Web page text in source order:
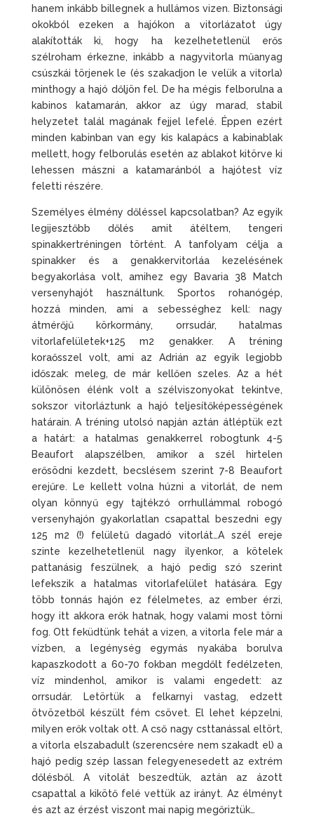
hanem inkább billegnek a hullámos vizen. Biztonsági
okokból ezeken a hajókon a vitorlázatot úgy
alakították ki, hogy ha kezelhetetlenül erős
szélroham érkezne, inkább a nagyvitorla műanyag
csúszkái törjenek le (és szakadjon le velük a vitorla)
minthogy a hajó dőljön fel. De ha mégis felborulna a
kabinos katamarán, akkor az úgy marad, stabil
helyzetet talál magának fejjel lefelé. Éppen ezért
minden kabinban van egy kis kalapács a kabinablak
mellett, hogy felborulás esetén az ablakot kitörve ki
lehessen mászni a katamaránból a hajótest víz
feletti részére.
Személyes élmény dőléssel kapcsolatban? Az egyik
legijesztőbb dőlés amit átéltem, tengeri
spinakkertréningen történt. A tanfolyam célja a
spinakker és a genakkervitorláa kezelésének
begyakorlása volt, amihez egy Bavaria 38 Match
versenyhajót használtunk. Sportos rohanógép,
hozzá minden, ami a sebességhez kell: nagy
átmérőjű körkormány, orrsudár, hatalmas
vitorlafelületek+125 m2 genakker. A tréning
koraősszel volt, ami az Adrián az egyik legjobb
időszak: meleg, de már kellően szeles. Az a hét
különösen élénk volt a szélviszonyokat tekintve,
sokszor vitorláztunk a hajó teljesítőképességének
határain. A tréning utolsó napján aztán átléptük ezt
a határt: a hatalmas genakkerrel robogtunk 4-5
Beaufort alapszélben, amikor a szél hirtelen
erősödni kezdett, becslésem szerint 7-8 Beaufort
erejűre. Le kellett volna húzni a vitorlát, de nem
olyan könnyű egy tajtékzó orrhullámmal robogó
versenyhajón gyakorlatlan csapattal beszedni egy
125 m2 (!) felületű dagadó vitorlát…A szél ereje
szinte kezelhetetlenül nagy ilyenkor, a kötelek
pattanásig feszülnek, a hajó pedig szó szerint
lefekszik a hatalmas vitorlafelület hatására. Egy
több tonnás hajón ez félelmetes, az ember érzi,
hogy itt akkora erők hatnak, hogy valami most törni
fog. Ott feküdtünk tehát a vizen, a vitorla fele már a
vízben, a legénység egymás nyakába borulva
kapaszkodott a 60-70 fokban megdőlt fedélzeten,
víz mindenhol, amikor is valami engedett: az
orrsudár. Letörtük a felkarnyi vastag, edzett
ötvözetből készült fém csövet. El lehet képzelni,
milyen erők voltak ott. A cső nagy csttanással eltört,
a vitorla elszabadult (szerencsére nem szakadt el) a
hajó pedig szép lassan felegyenesedett az extrém
dőlésből. A vitolát beszedtük, aztán az ázott
csapattal a kikötő felé vettük az irányt. Az élményt
és azt az érzést viszont mai napig megőriztük…